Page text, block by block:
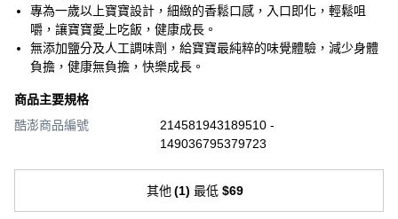
專為一歲以上寶寶設計，細緻的香鬆口感，入口即化，輕鬆咀
嚼，讓寶寶愛上吃飯，健康成長。
無添加鹽分及人工調味劑，給寶寶最純粹的味覺體驗，減少身體
負擔，健康無負擔，快樂成長。
商品主要規格
酷澎商品編號
214581943189510 -
149036795379723
其他 (1) 最低 $69